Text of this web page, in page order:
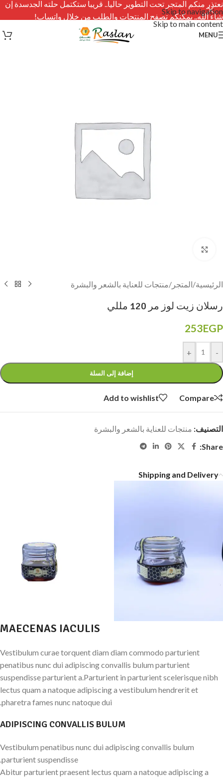
Skip to navigation
Skip to main content
نعتذر منكم المتجر تحت التطوير حاليا.. قريبا ستكتمل حلته الجدسدة إن
شاء الله.. يمكنكم تصفح المنتجات والطلب من خلال واتساب!
MENU
الرئيسية/المتجر /منتجات للعناية بالشعر والبشرة
رسلان زيت لوز مر 120 مللي
253EGP
-
+
إضافة إلى السلة
Compare
Add to wishlist
التصنيف: منتجات للعناية بالشعر والبشرة
Share:
Shipping and Delivery
MAECENAS IACULIS
Vestibulum curae torquent diam diam commodo parturient
penatibus nunc dui adipiscing convallis bulum parturient
suspendisse parturient a.Parturient in parturient scelerisque nibh
lectus quam a natoque adipiscing a vestibulum hendrerit et
pharetra fames nunc natoque dui.
ADIPISCING CONVALLIS BULUM
Vestibulum penatibus nunc dui adipiscing convallis bulum
parturient suspendisse.
Abitur parturient praesent lectus quam a natoque adipiscing a